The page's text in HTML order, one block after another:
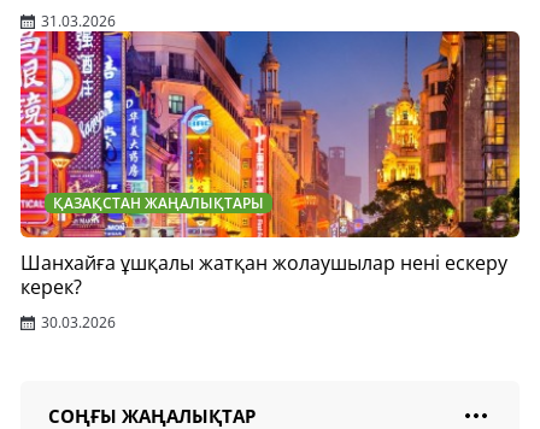
31.03.2026
ҚАЗАҚСТАН ЖАҢАЛЫҚТАРЫ
Шанхайға ұшқалы жатқан жолаушылар нені ескеру
керек?
30.03.2026
СОҢҒЫ ЖАҢАЛЫҚТАР